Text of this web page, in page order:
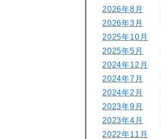
2026年8月
2026年3月
2025年10月
2025年5月
2024年12月
2024年7月
2024年2月
2023年9月
2023年4月
2022年11月